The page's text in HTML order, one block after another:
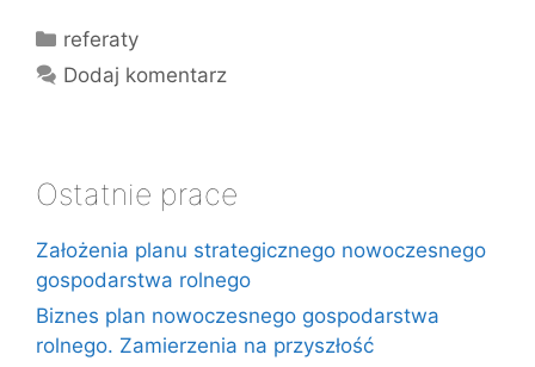
Kategorie
referaty
Dodaj komentarz
Ostatnie prace
Założenia planu strategicznego nowoczesnego
gospodarstwa rolnego
Biznes plan nowoczesnego gospodarstwa
rolnego. Zamierzenia na przyszłość